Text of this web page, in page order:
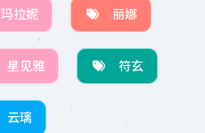
玛拉妮 丽娜
星见雅 符玄
云璃